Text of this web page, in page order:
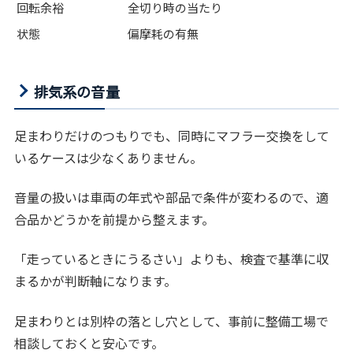
回転余裕
全切り時の当たり
状態
偏摩耗の有無
排気系の音量
足まわりだけのつもりでも、同時にマフラー交換をして
いるケースは少なくありません。
音量の扱いは車両の年式や部品で条件が変わるので、適
合品かどうかを前提から整えます。
「走っているときにうるさい」よりも、検査で基準に収
まるかが判断軸になります。
足まわりとは別枠の落とし穴として、事前に整備工場で
相談しておくと安心です。